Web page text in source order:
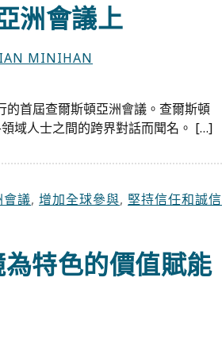
洲會議上
MINIHAN
的首屆查爾斯頓亞洲會議。查爾斯頓
域人士之間的跨界對話而聞名。 […]
會議, 增加全球參與, 堅持信任和誠信
特色的價值賦能